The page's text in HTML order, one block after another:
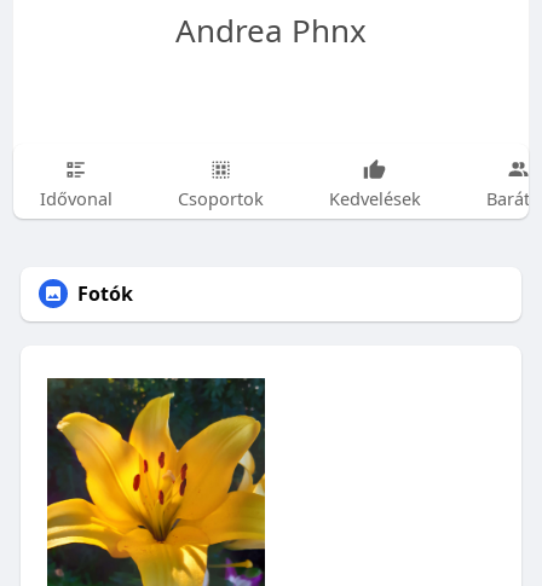
Andrea Phnx
Idővonal Csoportok Kedvelések
Fotók